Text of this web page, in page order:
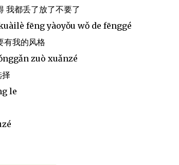
我都丢了放了不要了
fēng yàoyǒu wǒ de fēnggé
有我的风格
zuò xuǎnzé
le